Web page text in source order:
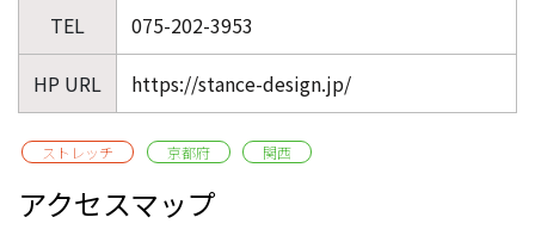
TEL 075-202-3953
HP URL https://stance-design.jp/
ストレッチ 京都府 関西
アクセスマップ